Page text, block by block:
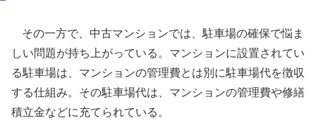
その一方で、中古マンションでは、駐車場の確保で悩ま
しい問題が持ち上がっている。マンションに設置されてい
る駐車場は、マンションの管理費とは別に駐車場代を徴収
する仕組み。その駐車場代は、マンションの管理費や修繕
積立金などに充てられている。